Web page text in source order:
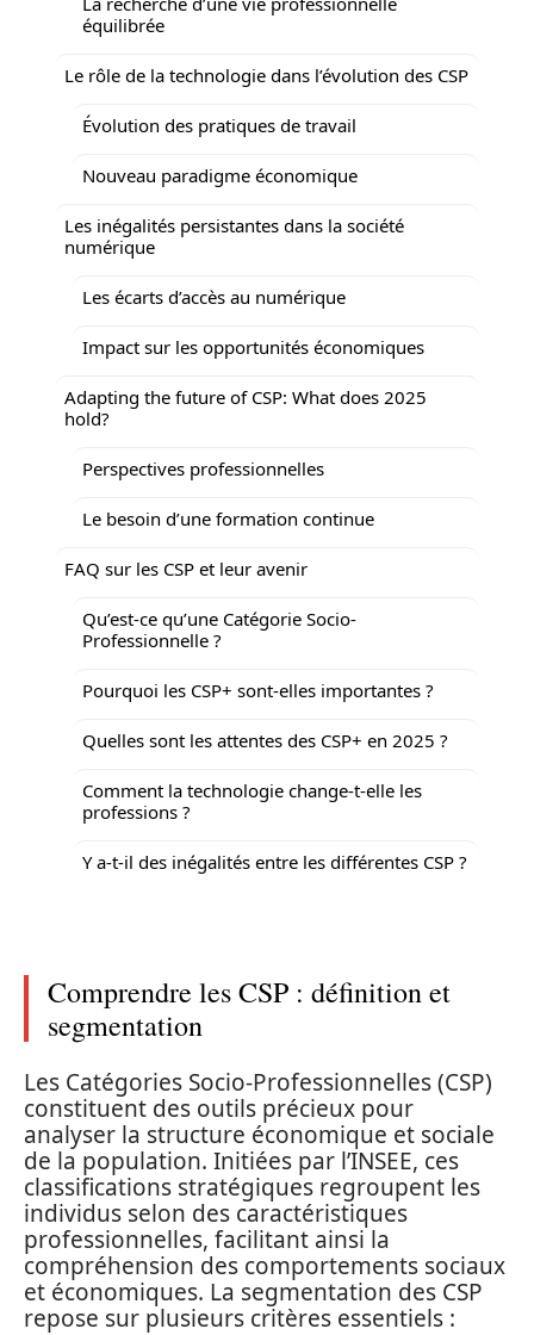
équilibrée
Le rôle de la technologie dans l’évolution des CSP
Évolution des pratiques de travail
Nouveau paradigme économique
Les inégalités persistantes dans la société
numérique
Les écarts d’accès au numérique
Impact sur les opportunités économiques
Adapting the future of CSP: What does 2025
hold?
Perspectives professionnelles
Le besoin d’une formation continue
FAQ sur les CSP et leur avenir
Qu’est-ce qu’une Catégorie Socio-
Professionnelle ?
Pourquoi les CSP+ sont-elles importantes ?
Quelles sont les attentes des CSP+ en 2025 ?
Comment la technologie change-t-elle les
professions ?
Y a-t-il des inégalités entre les différentes CSP ?
Comprendre les CSP : définition et
segmentation
Les Catégories Socio-Professionnelles (CSP)
constituent des outils précieux pour
analyser la structure économique et sociale
de la population. Initiées par l’INSEE, ces
classifications stratégiques regroupent les
individus selon des caractéristiques
professionnelles, facilitant ainsi la
compréhension des comportements sociaux
et économiques. La segmentation des CSP
repose sur plusieurs critères essentiels :